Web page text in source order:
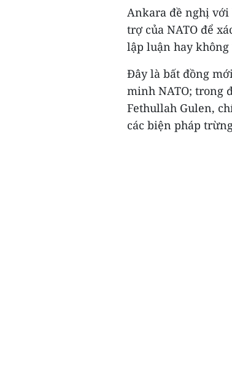
Ankara đề nghị
trợ của NATO để
lập luận hay
Đây là bất đồng
minh NATO; trong
Fethullah Gulen,
các biện pháp